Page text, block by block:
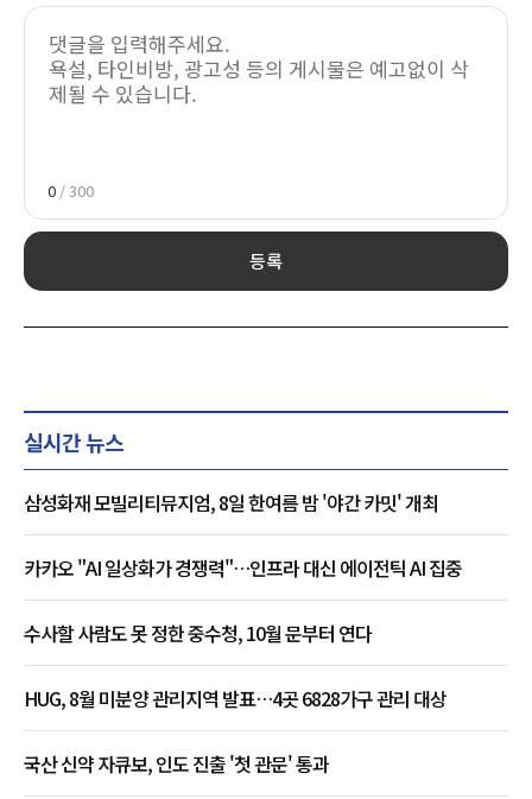
0 / 300
등록
실시간 뉴스
삼성화재 모빌리티뮤지엄, 8일 한여름 밤 '야간 카밋' 개최
카카오 "AI 일상화가 경쟁력"…인프라 대신 에이전틱 AI 집중
수사할 사람도 못 정한 중수청, 10월 문부터 연다
HUG, 8월 미분양 관리지역 발표…4곳 6828가구 관리 대상
국산 신약 자큐보, 인도 진출 '첫 관문' 통과